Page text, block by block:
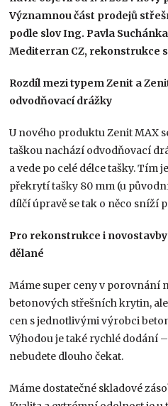
Významnou část prodejů
podle slov Ing. Pavla
Mediterran CZ, rekonstrukce
Rozdíl mezi typem Zenit a
odvodňovací drážky
U nového produktu Zenit MAX
taškou nachází odvodňovací
a vede po celé délce tašky.
překrytí tašky 80 mm (u
dílčí úpravě se tak o něco sníží
Pro rekonstrukce i
dělané
Máme super ceny v porovnání
betonových střešních krytin,
cen s jednotlivými výrobci
Výhodou je také rychlé dodání
nebudete dlouho čekat.
Máme dostatečné skladové